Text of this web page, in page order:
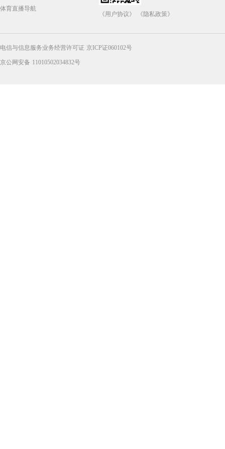
体育直播导航
《用户协议》 《隐私政策》
电信与信息服务业务经营许可证 京ICP证060102号
京公网安备 11010502034832号